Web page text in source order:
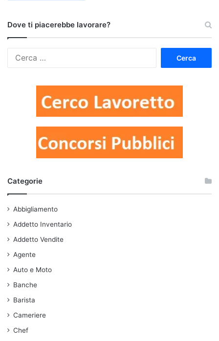
Dove ti piacerebbe lavorare?
Categorie
Abbigliamento
Addetto Inventario
Addetto Vendite
Agente
Auto e Moto
Banche
Barista
Cameriere
Chef